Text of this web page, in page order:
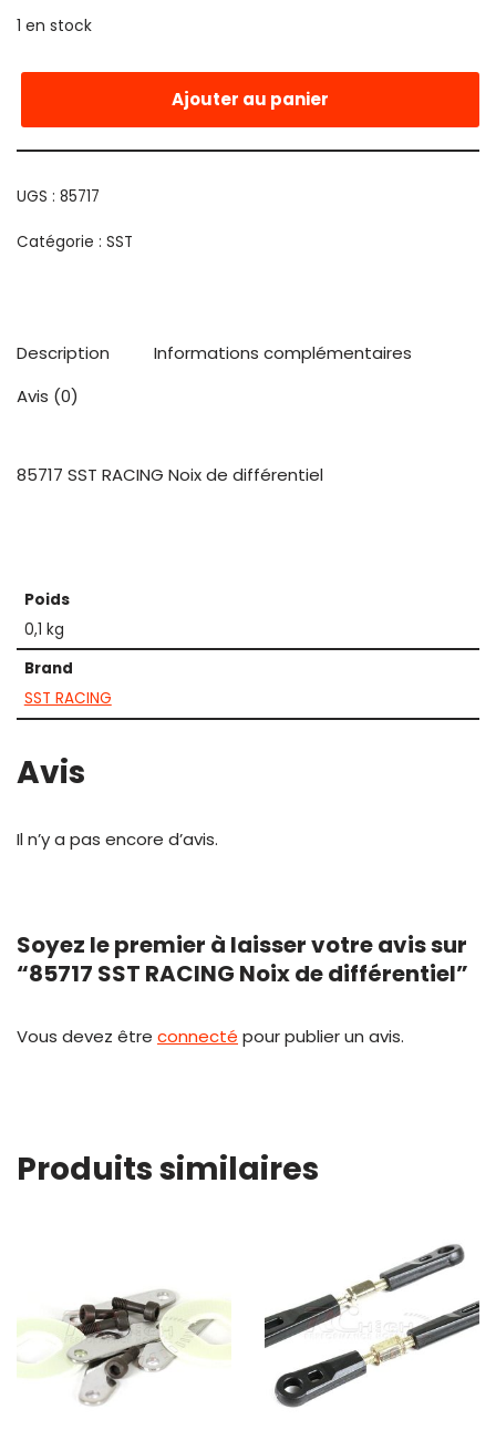
1 en stock
Ajouter au panier
UGS : 85717
Catégorie : SST
Description
Informations complémentaires
Avis (0)
85717 SST RACING Noix de différentiel
Poids
0,1 kg
Brand
SST RACING
Avis
Il n’y a pas encore d’avis.
Soyez le premier à laisser votre avis sur
“85717 SST RACING Noix de différentiel”
Vous devez être connecté pour publier un avis.
Produits similaires